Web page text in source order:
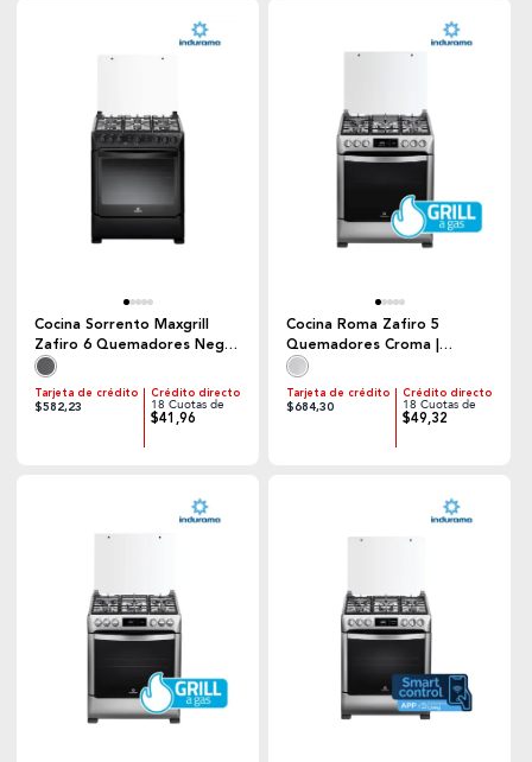
Cocina Sorrento Maxgrill
Zafiro 6 Quemadores Negro
| Indurama
Tarjeta de crédito
$582,23
Crédito directo
18 Cuotas de
$41,96
Cocina Roma Zafiro 5
Quemadores Croma |
Indurama
Tarjeta de crédito
$684,30
Crédito directo
18 Cuotas de
$49,32